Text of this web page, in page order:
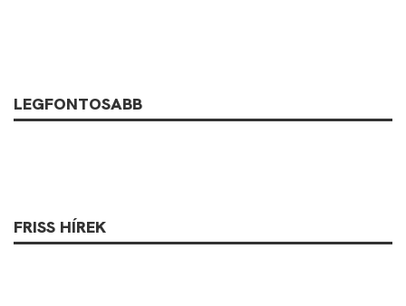
LEGFONTOSABB
FRISS HÍREK